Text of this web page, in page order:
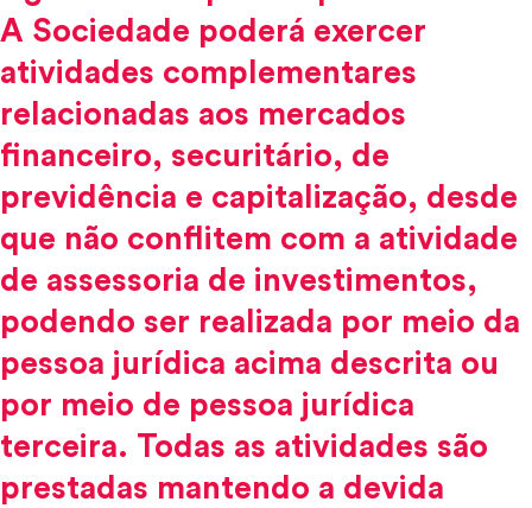
A Sociedade poderá exercer
atividades complementares
relacionadas aos mercados
financeiro, securitário, de
previdência e capitalização, desde
que não conflitem com a atividade
de assessoria de investimentos,
podendo ser realizada por meio da
pessoa jurídica acima descrita ou
por meio de pessoa jurídica
terceira. Todas as atividades são
prestadas mantendo a devida